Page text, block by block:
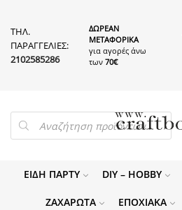
ΤΗΛ.
ΠΑΡΑΓΓΕΛΙΕΣ:
2102585286
ΔΩΡΕΑΝ
ΜΕΤΑΦΟΡΙΚΑ
για αγορές άνω
των 70€
PRODUCTS
SEARCH
ΕΊΔΗ ΠΆΡΤΥ DIY – HOBBY
ΖΑΧΑΡΩΤΆ ΕΠΟΧΙΑΚΆ